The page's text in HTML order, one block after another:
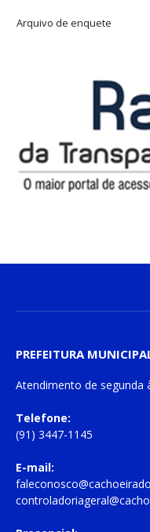
Arquivo de enquete
PREFEITURA
Atendimento de segunda
Telefone:
(91) 3447-1145
E-mail: